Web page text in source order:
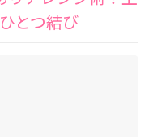
とつ結び